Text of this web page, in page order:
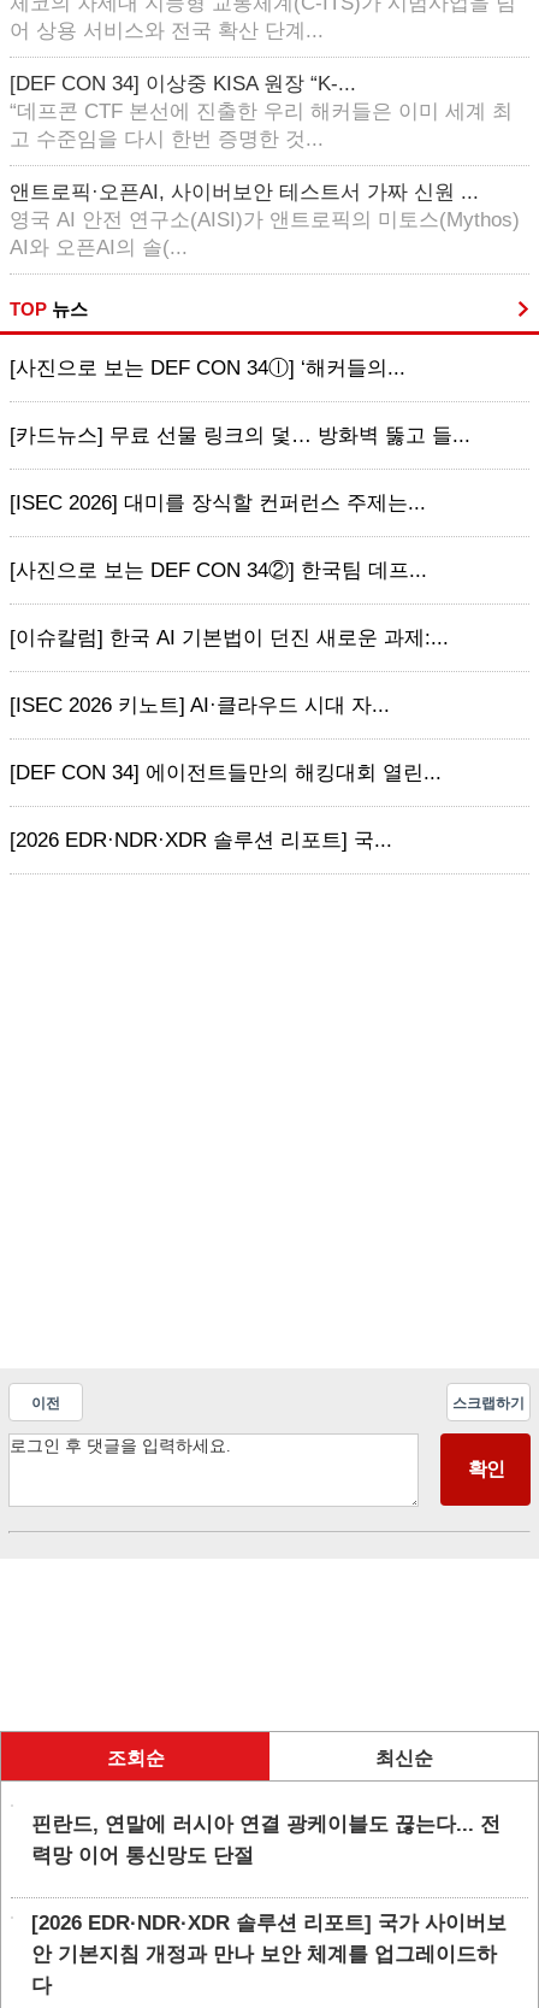
어 상용 서비스와 전국 확산 단계...
[DEF CON 34] 이상중 KISA 원장 “K-...
“데프콘 CTF 본선에 진출한 우리 해커들은 이미 세계 최
고 수준임을 다시 한번 증명한 것...
앤트로픽·오픈AI, 사이버보안 테스트서 가짜 신원 ...
영국 AI 안전 연구소(AISI)가 앤트로픽의 미토스(Mythos)
AI와 오픈AI의 솔(...
TOP 뉴스
[사진으로 보는 DEF CON 34ⓛ] ‘해커들의...
[카드뉴스] 무료 선물 링크의 덫… 방화벽 뚫고 들...
[ISEC 2026] 대미를 장식할 컨퍼런스 주제는...
[사진으로 보는 DEF CON 34②] 한국팀 데프...
[이슈칼럼] 한국 AI 기본법이 던진 새로운 과제:...
[ISEC 2026 키노트] AI·클라우드 시대 자...
[DEF CON 34] 에이전트들만의 해킹대회 열린...
[2026 EDR·NDR·XDR 솔루션 리포트] 국...
이전 스크랩하기
조회순 최신순
핀란드, 연말에 러시아 연결 광케이블도 끊는다... 전
력망 이어 통신망도 단절
[2026 EDR·NDR·XDR 솔루션 리포트] 국가 사이버보
안 기본지침 개정과 만나 보안 체계를 업그레이드하
다